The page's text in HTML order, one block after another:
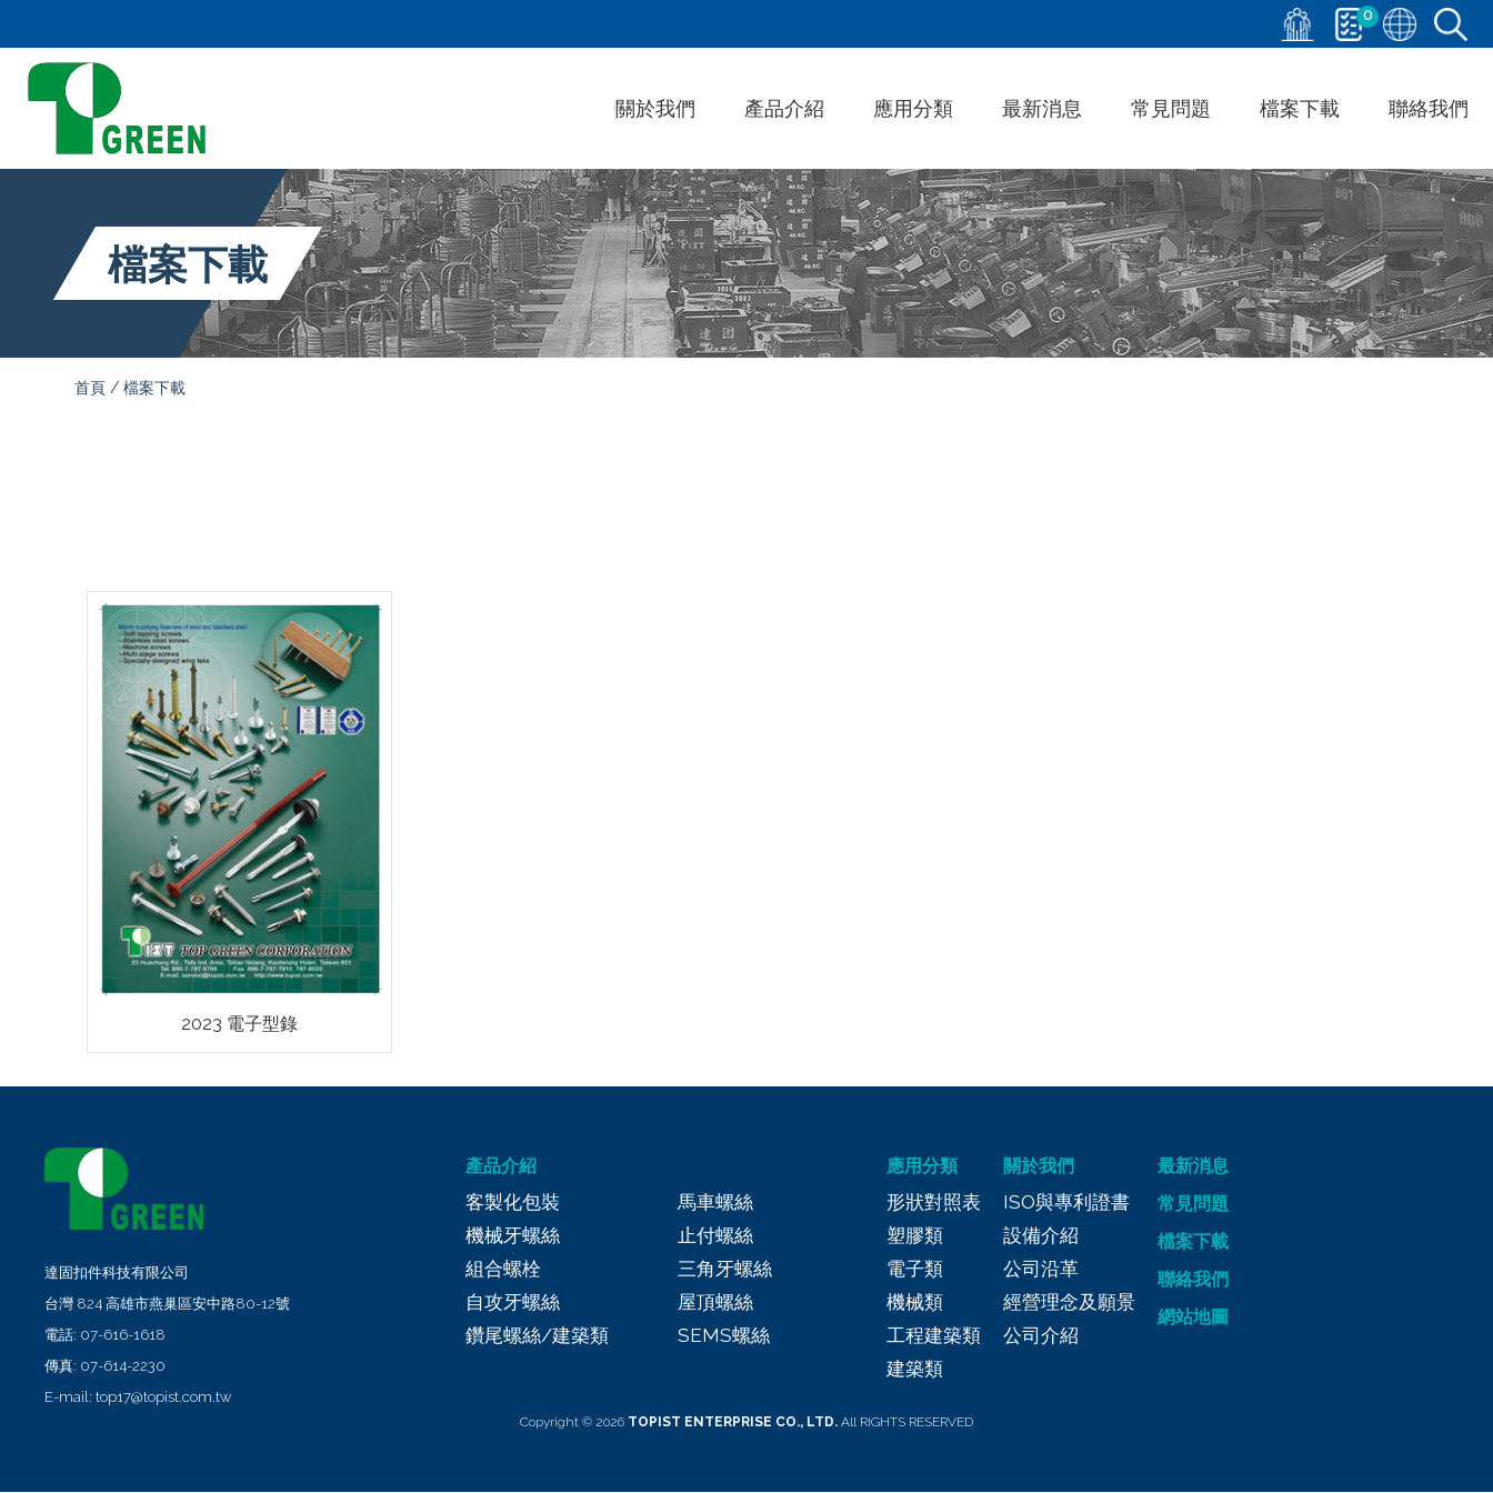
0
關於我們 產品介紹 應用分類 最新消息 常見問題 檔案下載 聯絡我們
檔案下載
首頁 檔案下載
2023 電子型錄
達固扣件科技有限公司
台灣 824 高雄市燕巢區安中路80-12號
電話: 07-616-1618
傳真: 07-614-2230
E-mail:top17@topist.com.tw
產品介紹
客製化包裝
馬車螺絲
機械牙螺絲
止付螺絲
組合螺栓
三角牙螺絲
自攻牙螺絲
屋頂螺絲
鑽尾螺絲/建築類
SEMS螺絲
應用分類
形狀對照表
塑膠類
電子類
機械類
工程建築類
建築類
關於我們
ISO與專利證書
設備介紹
公司沿革
經營理念及願景
公司介紹
最新消息
常見問題
檔案下載
聯絡我們
網站地圖
Copyright © 2026 TOPIST ENTERPRISE CO., LTD. All RIGHTS RESERVED